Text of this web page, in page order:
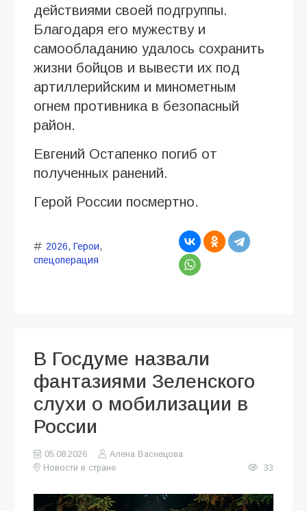
действиями своей подгруппы.
Благодаря его мужеству и
самообладанию удалось сохранить
жизни бойцов и вывести их под
артиллерийским и минометным
огнем противника в безопасный
район.
Евгений Остапенко погиб от
полученных ранений.
Герой России посмертно.
2026, Герои,
спецоперация
В Госдуме назвали
фантазиями Зеленского
слухи о мобилизации в
России
05.08.2026
Алена Васнецова
Новости в стране
33